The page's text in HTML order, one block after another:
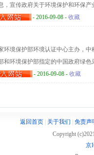
，宣传政府关于环境保护和环保
聚集社会力量，共同参与和关爱
、正在维权、经济与法、河南频
主要频道组成，为各地环保机构
牌推广提供宣传服务，全方位、
- 2016-09-08 - 收藏
环境保护部环境认证中心主办，
和环境保护部指定的中国政府绿
理念，专注于中国绿色采购事业
- 2016-09-08 - 收藏
返回首页| 关于我们
免责声
Copyright
京